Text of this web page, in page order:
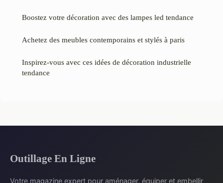
Boostez votre décoration avec des lampes led tendance
Achetez des meubles contemporains et stylés à paris
Inspirez-vous avec ces idées de décoration industrielle
tendance
Outillage En Ligne
Votre magazine expert pour aménager, équiper et embellir